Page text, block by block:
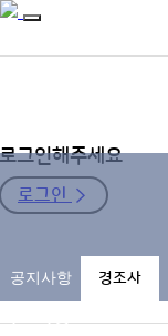
로그인해주세요
로그인
지회소개
자료마당
공지사항 경조사